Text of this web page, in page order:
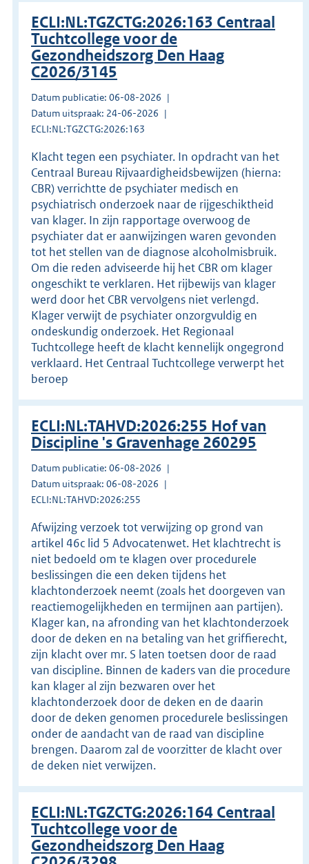
ECLI:NL:TGZCTG:2026:163 Centraal
Tuchtcollege voor de
Gezondheidszorg Den Haag
C2026/3145
Datum publicatie: 06-08-2026
Datum uitspraak: 24-06-2026
ECLI:NL:TGZCTG:2026:163
Klacht tegen een psychiater. In opdracht van het
Centraal Bureau Rijvaardigheidsbewijzen (hierna:
CBR) verrichtte de psychiater medisch en
psychiatrisch onderzoek naar de rijgeschiktheid
van klager. In zijn rapportage overwoog de
psychiater dat er aanwijzingen waren gevonden
tot het stellen van de diagnose alcoholmisbruik.
Om die reden adviseerde hij het CBR om klager
ongeschikt te verklaren. Het rijbewijs van klager
werd door het CBR vervolgens niet verlengd.
Klager verwijt de psychiater onzorgvuldig en
ondeskundig onderzoek. Het Regionaal
Tuchtcollege heeft de klacht kennelijk ongegrond
verklaard. Het Centraal Tuchtcollege verwerpt het
beroep
ECLI:NL:TAHVD:2026:255 Hof van
Discipline 's Gravenhage 260295
Datum publicatie: 06-08-2026
Datum uitspraak: 06-08-2026
ECLI:NL:TAHVD:2026:255
Afwijzing verzoek tot verwijzing op grond van
artikel 46c lid 5 Advocatenwet. Het klachtrecht is
niet bedoeld om te klagen over procedurele
beslissingen die een deken tijdens het
klachtonderzoek neemt (zoals het doorgeven van
reactiemogelijkheden en termijnen aan partijen).
Klager kan, na afronding van het klachtonderzoek
door de deken en na betaling van het griffierecht,
zijn klacht over mr. S laten toetsen door de raad
van discipline. Binnen de kaders van die procedure
kan klager al zijn bezwaren over het
klachtonderzoek door de deken en de daarin
door de deken genomen procedurele beslissingen
onder de aandacht van de raad van discipline
brengen. Daarom zal de voorzitter de klacht over
de deken niet verwijzen.
ECLI:NL:TGZCTG:2026:164 Centraal
Tuchtcollege voor de
Gezondheidszorg Den Haag